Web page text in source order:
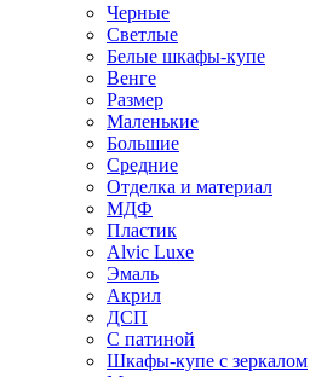
Черные
Светлые
Белые шкафы-купе
Венге
Размер
Маленькие
Большие
Средние
Отделка и материал
МДФ
Пластик
Alvic Luxe
Эмаль
Акрил
ДСП
С патиной
Шкафы-купе с зеркалом